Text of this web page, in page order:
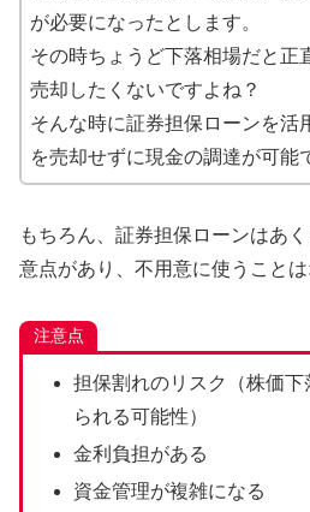
が必要になったとします。
その時ちょうど下落相場だと正
売却したくないですよね？
そんな時に証券担保ローンを活
を売却せずに現金の調達が可能
もちろん、証券担保ローンはあ
意点があり、不用意に使うことは
注意点
担保割れのリスク（株価
られる可能性）
金利負担がある
資金管理が複雑になる